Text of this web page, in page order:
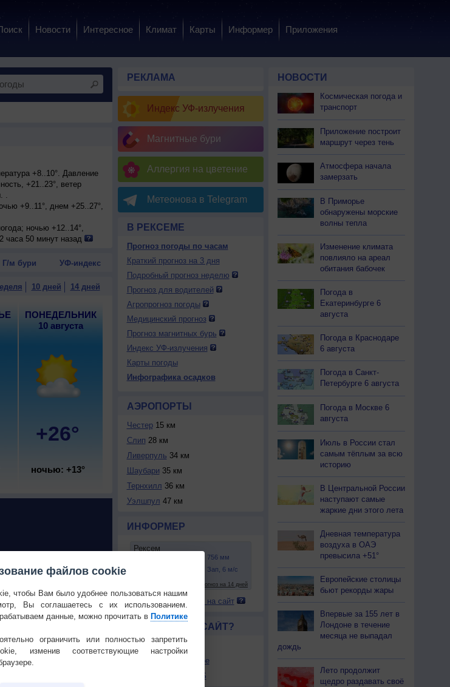
Новости Интересное Климат Карты Информер Приложения
+8..10°. Давление
+21..23°, ветер
.
+9..11°, днем +25..27°,
ночью +12..14°,
часа 50 минут назад
Г/м бури УФ-индекс
10 дней 14 дней
ПОНЕДЕЛЬНИК
10 августа
+26°
ночью: +13°
Как стать долгожителем?
трюфели ищут
свиньи и собаки?
РЕКЛАМА
Индекс УФ-излучения
Магнитные бури
Аллергия на цветение
Метеонова в Telegram
В РЕКСЕМЕ
Прогноз погоды по часам
Краткий прогноз на 3 дня
Подробный прогноз неделю
Прогноз для водителей
Агропрогноз погоды
Медицинский прогноз
Прогноз магнитных бурь
Индекс УФ-излучения
Карты погоды
Инфографика осадков
АЭРОПОРТЫ
Честер15 км
Слип 28 км
Ливерпуль 34 км
Шаубари 35 км
Тернхилл 36 км
Уэлшпул 47 км
ИНФОРМЕР
Установите погоду на сайт
ПОНРАВИЛСЯ САЙТ?
Сделать стартовой
Добавить в Избранное
Экпорт погоды в RSS
НОВОСТИ
Космическая погода и
транспорт
Приложение построит
маршрут через тень
Атмосфера начала
замерзать
В Приморье
обнаружены морские
волны тепла
Изменение климата
повлияло на ареал
обитания бабочек
Погода в
Екатеринбурге 6
августа
Погода в Краснодаре
6 августа
Погода в Санкт-
Петербурге 6 августа
Погода в Москве 6
августа
Июль в России стал
самым тёплым за всю
историю
В Центральной России
наступают самые
жаркие дни этого лета
Дневная температура
воздуха в ОАЭ
превысила +51°
Европейские столицы
бьют рекорды жары
Впервые за 155 лет в
Лондоне в течение
месяца не выпадал
дождь
Лето продолжит
щедро раздавать своё
файлов cookie
чтобы Вам было удобнее пользоваться нашим
Вы соглашаетесь с их использованием.
данные, можно прочитать в Политике
ограничить или полностью запретить
изменив соответствующие настройки